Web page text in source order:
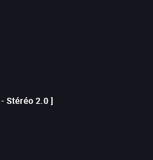
-Stéréo 2.0 ]